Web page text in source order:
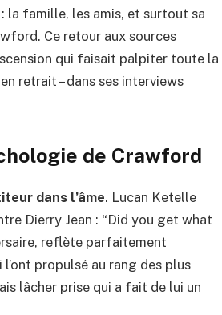
la famille, les amis, et surtout sa
Ce retour aux sources
qui faisait palpiter toute la
retrait – dans ses interviews
de Crawford
dans l’âme. Lucan Ketelle
Dierry Jean : “Did you get what
reflète parfaitement
propulsé au rang des plus
lâcher prise qui a fait de lui un